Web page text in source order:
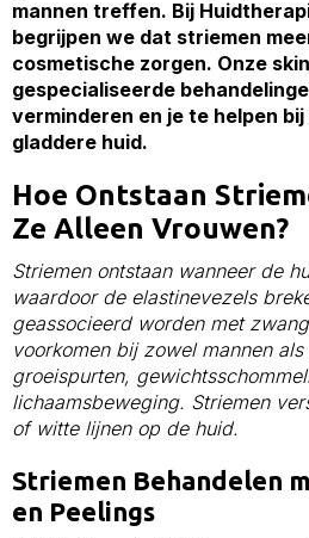
mannen treffen. Bij
begrijpen we dat striemen
cosmetische zorgen. Onze
gespecialiseerde
verminderen en je te helpen
gladdere huid.
Hoe Ontstaan
Ze Alleen Vrouwen?
Striemen ontstaan wanneer de
waardoor de elastinevezels
geassocieerd worden met
voorkomen bij zowel mannen
groeispurten,
lichaamsbeweging. Striemen
of witte lijnen op de huid.
Striemen Behandelen
en Peelings